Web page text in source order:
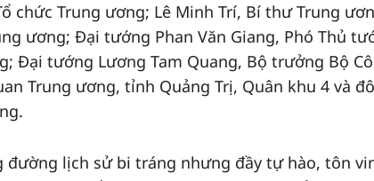
chức Trung ương; Lê Minh Trí, Bí thư Trung
ương; Đại tướng Phan Văn Giang, Phó Thủ
Đại tướng Lương Tam Quang, Bộ trưởng Bộ
Trung ương, tỉnh Quảng Trị, Quân khu 4 và
đường lịch sử bi tráng nhưng đầy tự hào, tôn